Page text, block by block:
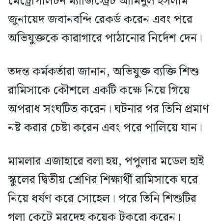
জুনায়েদ জবানবন্দি রেকর্ড করেন এবং পরে
অভিযুক্তকে কারাগারে পাঠানোর নির্দেশ দেন।
তদন্ত কর্মকর্তারা জানান, অভিযুক্ত ব্যক্তি শিশু
রামিসাকে কৌশলে একটি কক্ষে নিয়ে গিয়ে
অপরাধ সংঘটিত করেন। ঘটনার পর তিনি প্রমাণ
নষ্ট করার চেষ্টা করেন এবং পরে পালিয়ে যান।
মামলার এজাহারে বলা হয়, পপুলার মডেল হাই
স্কুলের দ্বিতীয় শ্রেণির শিক্ষার্থী রামিসাকে ঘরে
নিয়ে ধর্ষণ করে সোহেল। পরে তিনি শিশুটির